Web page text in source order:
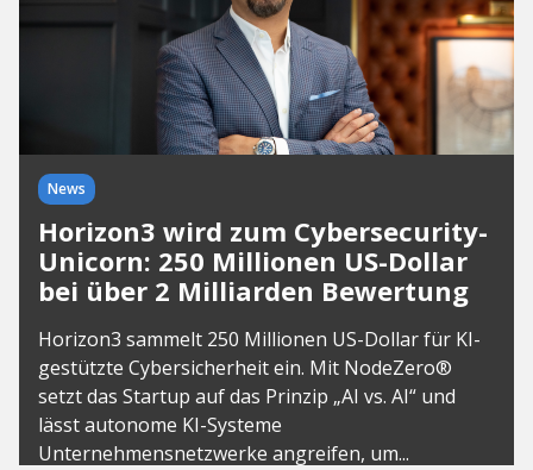
News
Horizon3 wird zum Cybersecurity-
Unicorn: 250 Millionen US-Dollar
bei über 2 Milliarden Bewertung
Horizon3 sammelt 250 Millionen US-Dollar für KI-
gestützte Cybersicherheit ein. Mit NodeZero®
setzt das Startup auf das Prinzip „AI vs. AI“ und
lässt autonome KI-Systeme
Unternehmensnetzwerke angreifen, um...